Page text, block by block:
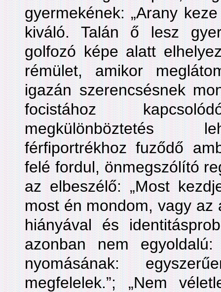
gyermekének: „Arany
kiváló. Talán ő lesz
golfozó képe alatt
rémület, amikor
igazán szerencsésnek
focistához
megkülönböztetés
férfiportrékhoz fuződő
felé fordul, önmegszólító
az elbeszélő: „Most
most én mondom, vagy az
hiányával és
azonban nem
nyomásának:
megfelelek.”; „Nem